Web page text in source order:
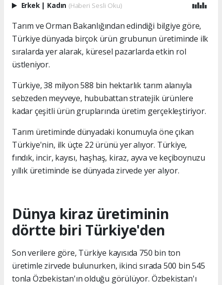
Erkek | Kadın (Haberi Sesli Oku)
Tarım ve Orman Bakanlığından edindiği bilgiye göre,
Türkiye dünyada birçok ürün grubunun üretiminde ilk
sıralarda yer alarak, küresel pazarlarda etkin rol
üstleniyor.
Türkiye, 38 milyon 588 bin hektarlık tarım alanıyla
sebzeden meyveye, hububattan stratejik ürünlere
kadar çeşitli ürün gruplarında üretim gerçekleştiriyor.
Tarım üretiminde dünyadaki konumuyla öne çıkan
Türkiye'nin, ilk üçte 22 ürünü yer alıyor. Türkiye,
fındık, incir, kayısı, haşhaş, kiraz, ayva ve keçiboynuzu
yıllık üretiminde ise dünyada zirvede yer alıyor.
Dünya kiraz üretiminin
dörtte biri Türkiye'den
Son verilere göre, Türkiye kayısıda 750 bin ton
üretimle zirvede bulunurken, ikinci sırada 500 bin 545
tonla Özbekistan'ın olduğu görülüyor. Özbekistan'ı